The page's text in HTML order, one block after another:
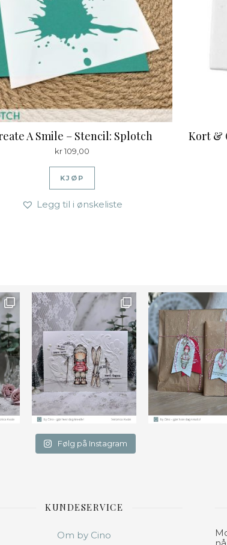
A Smile – Stencil: Splotch
kr109,00
KJØP
Legg til i ønskeliste
Kort &
Farge
Følg på Instagram
KUNDESERVICE
Om by Cino